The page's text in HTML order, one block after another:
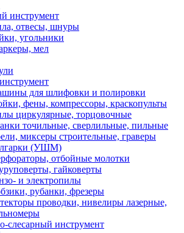
инструмент
отвесы, шнуры
угольники
мел
для шлифовки и полировки
фены, компрессоры, краскопульты
циркулярные, торцовочные
точильные, сверлильные, пильные
миксеры строительные, граверы
(УШМ)
отбойные молотки
гайковерты
и электропилы
рубанки, фрезеры
проводки, нивелиры лазерные,
слесарный инструмент